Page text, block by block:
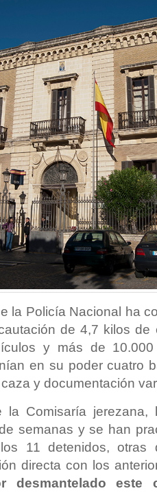
la Policía Nacional ha
de 4,7 kilos de
y más de
en su poder cuatro
y documentación
la Comisaría
semanas y se han
11 detenidos, otras
directa con los
desmantelado este